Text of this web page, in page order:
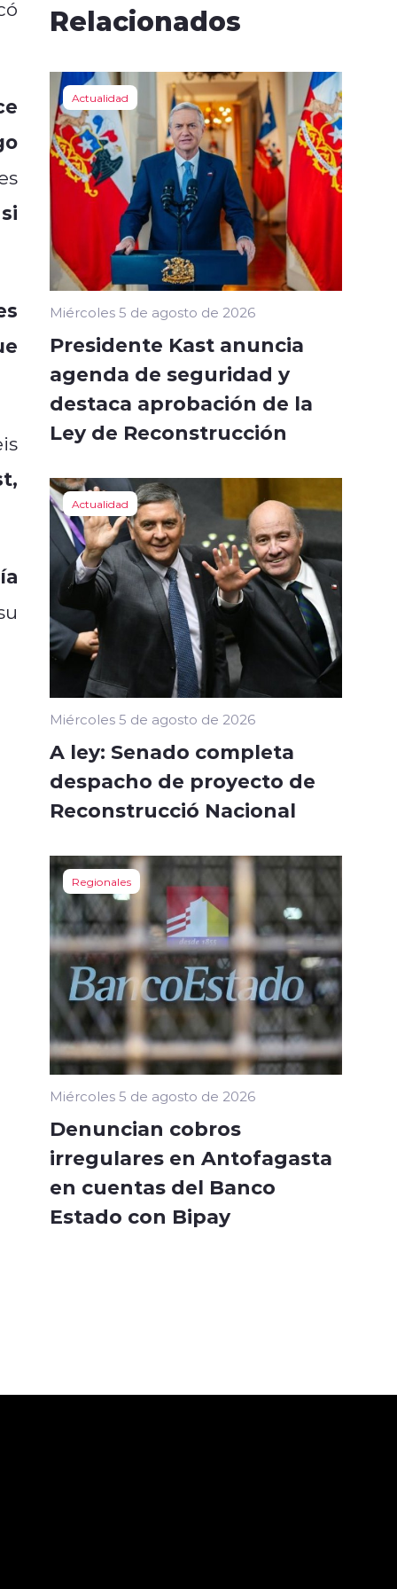
Relacionados
Actualidad
Miércoles 5 de agosto de 2026
Presidente Kast anuncia
agenda de seguridad y
destaca aprobación de la
Ley de Reconstrucción
Actualidad
Miércoles 5 de agosto de 2026
A ley: Senado completa
despacho de proyecto de
Reconstrucció Nacional
Regionales
Miércoles 5 de agosto de 2026
Denuncian cobros
irregulares en Antofagasta
en cuentas del Banco
Estado con Bipay